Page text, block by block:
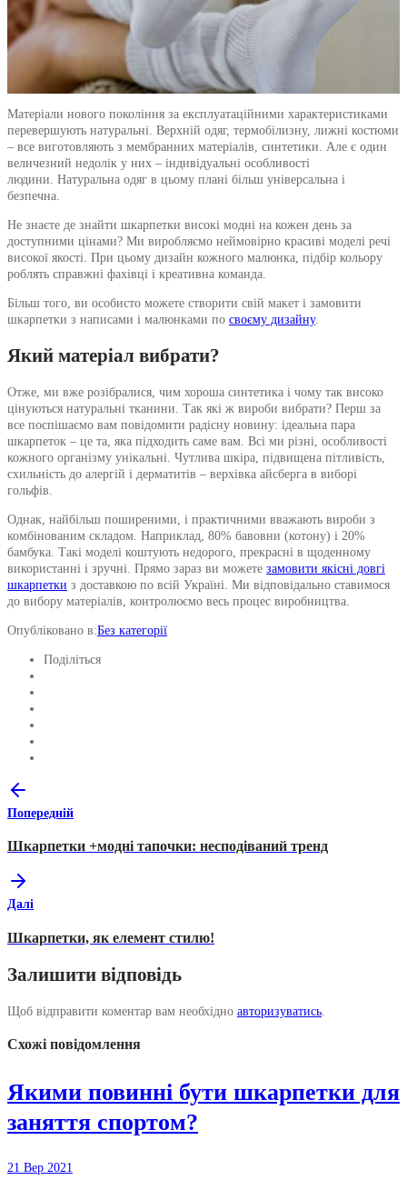
Матеріали нового покоління за експлуатаційними характеристиками
перевершують натуральні. Верхній одяг, термобілизну, лижні костюми
– все виготовляють з мембранних матеріалів, синтетики. Але є один
величезний недолік у них – індивідуальні особливості
людини. Натуральна одяг в цьому плані більш універсальна і
безпечна.
Не знаєте де знайти шкарпетки високі модні на кожен день за
доступними цінами? Ми виробляємо неймовірно красиві моделі речі
високої якості. При цьому дизайн кожного малюнка, підбір кольору
роблять справжні фахівці і креативна команда.
Більш того, ви особисто можете створити свій макет і замовити
шкарпетки з написами і малюнками по своєму дизайну.
Який матеріал вибрати?
Отже, ми вже розібралися, чим хороша синтетика і чому так високо
цінуються натуральні тканини. Так які ж вироби вибрати? Перш за
все поспішаємо вам повідомити радісну новину: ідеальна пара
шкарпеток – це та, яка підходить саме вам. Всі ми різні, особливості
кожного організму унікальні. Чутлива шкіра, підвищена пітливість,
схильність до алергій і дерматитів – верхівка айсберга в виборі
гольфів.
Однак, найбільш поширеними, і практичними вважають вироби з
комбінованим складом. Наприклад, 80% бавовни (котону) і 20%
бамбука. Такі моделі коштують недорого, прекрасні в щоденному
використанні і зручні. Прямо зараз ви можете замовити якісні довгі
шкарпетки з доставкою по всій Україні. Ми відповідально ставимося
до вибору матеріалів, контролюємо весь процес виробництва.
Опубліковано в:Без категорії
Поділіться
Попередній
Шкарпетки +модні тапочки: несподіваний тренд
Далі
Шкарпетки, як елемент стилю!
Залишити відповідь
Щоб відправити коментар вам необхідно авторизуватись
Схожі повідомлення
Якими повинні бути шкарпетки для
заняття спортом?
21 Вер 2021